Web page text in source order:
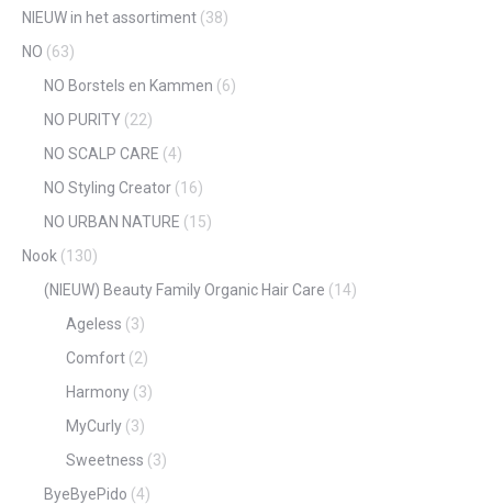
NIEUW in het assortiment (38)
NO (63)
NO Borstels en Kammen (6)
NO PURITY (22)
NO SCALP CARE (4)
NO Styling Creator (16)
NO URBAN NATURE (15)
Nook (130)
(NIEUW) Beauty Family Organic Hair Care (14)
Ageless (3)
Comfort (2)
Harmony (3)
MyCurly (3)
Sweetness (3)
ByeByePido (4)